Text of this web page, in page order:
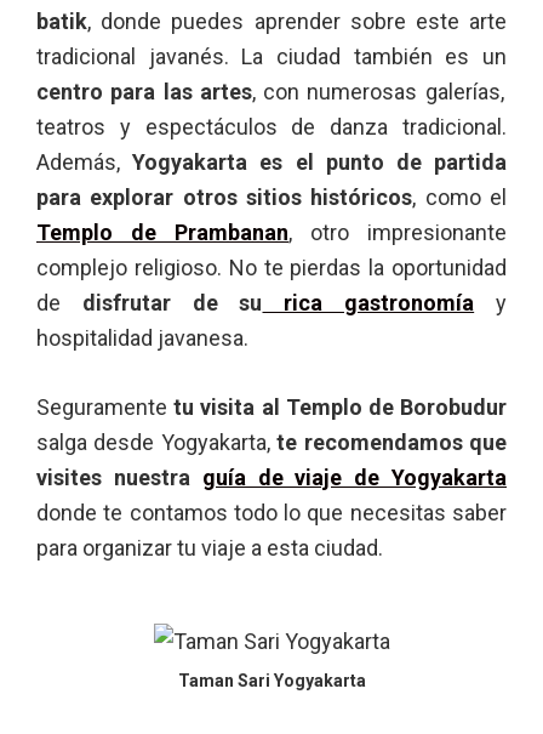
batik, donde puedes aprender sobre este arte
tradicional javanés. La ciudad también es un
centro para las artes, con numerosas galerías,
teatros y espectáculos de danza tradicional.
Además,Yogyakarta es el punto de partida
para explorar otros sitios históricos, como el
Templo de Prambanan, otro impresionante
complejo religioso. No te pierdas la oportunidad
de disfrutar de su rica gastronomía
y
hospitalidad javanesa.
Seguramentetu visita al Templo de Borobudur
salga desde Yogyakarta,te recomendamos que
visites nuestra guía de viaje de Yogyakarta
donde te contamos todo lo que necesitas saber
para organizar tu viaje a esta ciudad.
Taman Sari Yogyakarta